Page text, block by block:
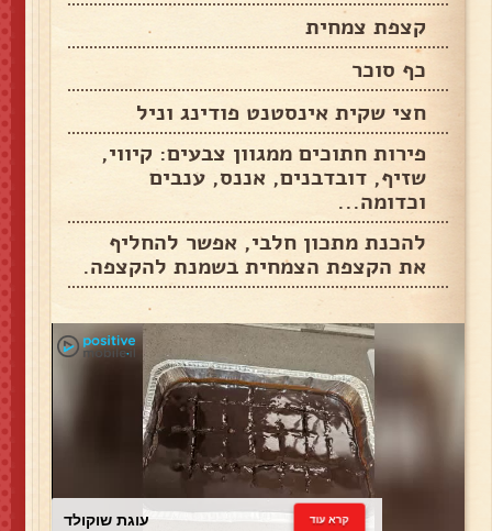
קצפת צמחית
כף סוכר
חצי שקית אינסטנט פודינג וניל
פירות חתוכים ממגוון צבעים: קיווי,
שזיף, דובדבנים, אננס, ענבים
וכדומה...
להכנת מתכון חלבי, אפשר להחליף
את הקצפת הצמחית בשמנת להקצפה.
עוגת שוקולד קרא עוד